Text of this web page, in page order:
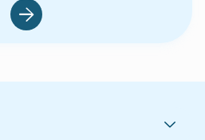
Default.aspx?Id=23